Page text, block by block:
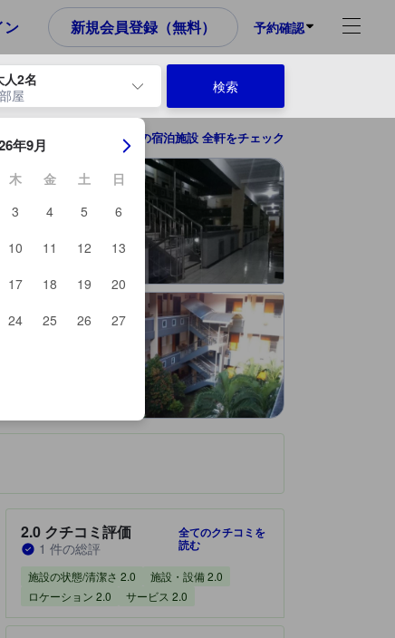
ン 新規会員登録（無料） 予約確認
人2名
屋
用して、チェックイン日とチェックアウト日を移動します。
年9月
木 金 土
日
3 4 5
6
10 11 12
13
17 18 19
20
24 25 26
27
検索
プロボリンゴの宿泊施設 全軒をチェック
。
宿泊施設のクチコミスコア：2.0 / 5 クチコミ評価 1 件の総評
2.0 クチコミ評価
1 件の総評
全てのクチコミを
読む
施設の状態/清潔さ 2.0
施設・設備 2.0
ロケーション 2.0
サービス 2.0
れから宿泊選びをされるユーザーにとっても参考となる信頼で